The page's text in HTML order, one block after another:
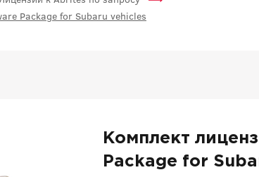
Package for Subaru vehicles
Комплект
Package for